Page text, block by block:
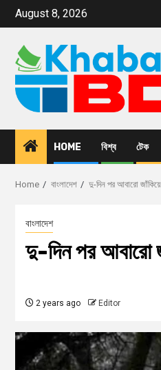
August 8, 2026
HOME বিশ্ব টেক
Home বাংলাদেশ দু-দিন পর আবারো
বাংলাদেশ
দু-দিন পর আবারো
2 years ago Editor